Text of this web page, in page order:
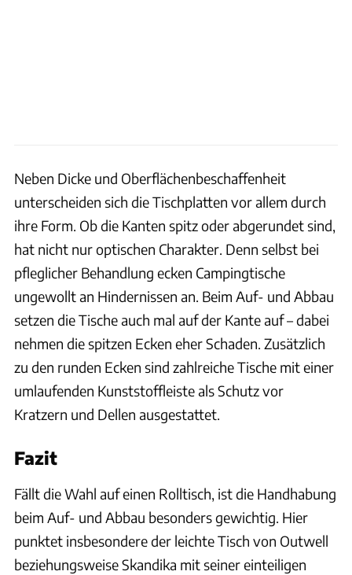
Neben Dicke und Oberflächenbeschaffenheit
unterscheiden sich die Tischplatten vor allem durch
ihre Form. Ob die Kanten spitz oder abgerundet sind,
hat nicht nur optischen Charakter. Denn selbst bei
pfleglicher Behandlung ecken Campingtische
ungewollt an Hindernissen an. Beim Auf- und Abbau
setzen die Tische auch mal auf der Kante auf – dabei
nehmen die spitzen Ecken eher Schaden. Zusätzlich
zu den runden Ecken sind zahlreiche Tische mit einer
umlaufenden Kunststoffleiste als Schutz vor
Kratzern und Dellen ausgestattet.
Fazit
Fällt die Wahl auf einen Rolltisch, ist die Handhabung
beim Auf- und Abbau besonders gewichtig. Hier
punktet insbesondere der leichte Tisch von Outwell
beziehungsweise Skandika mit seiner einteiligen